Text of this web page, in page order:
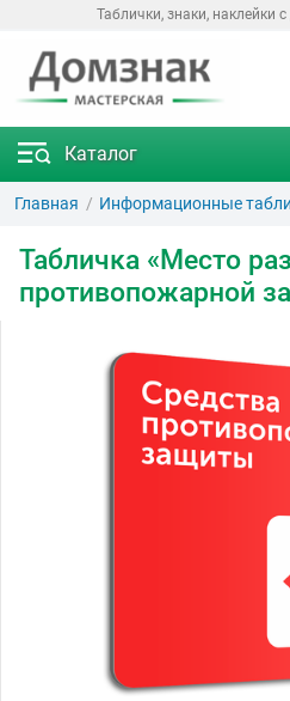
Таблички, знаки, наклейки
Каталог
Главная Информационные
Табличка «Место
противопожарной